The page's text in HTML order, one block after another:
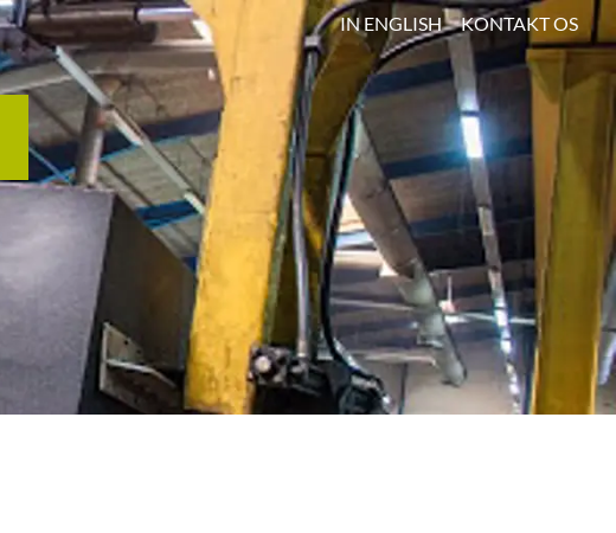
IN ENGLISH KONTAKT OS